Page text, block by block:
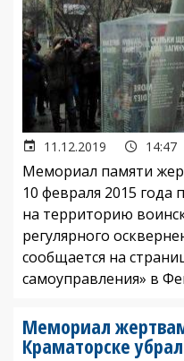
11.12.2019 14:47
Мемориал памяти
10 февраля 2015 года
на территорию
регулярного
сообщается на
самоуправления» в
Мемориал
Краматорске